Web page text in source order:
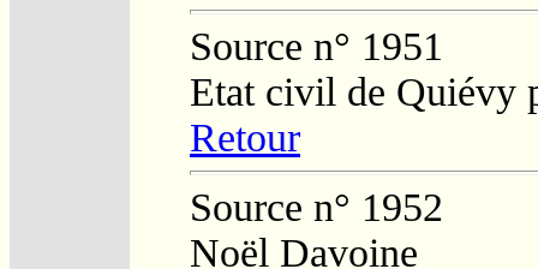
Source n° 1951
Etat civil de Quiévy
Retour
Source n° 1952
Noël Davoine